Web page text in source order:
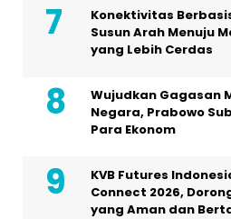
Konektivitas
Susun Arah Menuju
yang Lebih Cerdas
Wujudkan Gagasan
Negara, Prabowo
Para Ekonom
KVB Futures
Connect 2026,
yang Aman dan